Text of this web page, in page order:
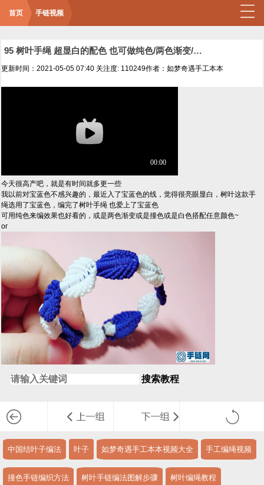
首页 手链视频
95 树叶手绳 超显白的配色 也可做纯色/两色渐变/撞色/白色搭配任意颜色
更新时间：2021-05-05 07:40 关注度: 110249作者：如梦奇遇手工本本
今天很高产吧，就是有时间就多更一些
我以前对宝蓝色不感兴趣的，最近入了宝蓝色的线，觉得很亮眼显白，树叶这款手
绳选用了宝蓝色，编完了树叶手绳 也爱上了宝蓝色
可用纯色来编效果也好看的，或是两色渐变或是撞色或是白色搭配任意颜色~
or
搜索教程
中国结叶子编法 叶子 如梦奇遇手工本本视频大全 手工编绳视频
撞色手链编织方法 树叶手链编法图解步骤 树叶编绳教程